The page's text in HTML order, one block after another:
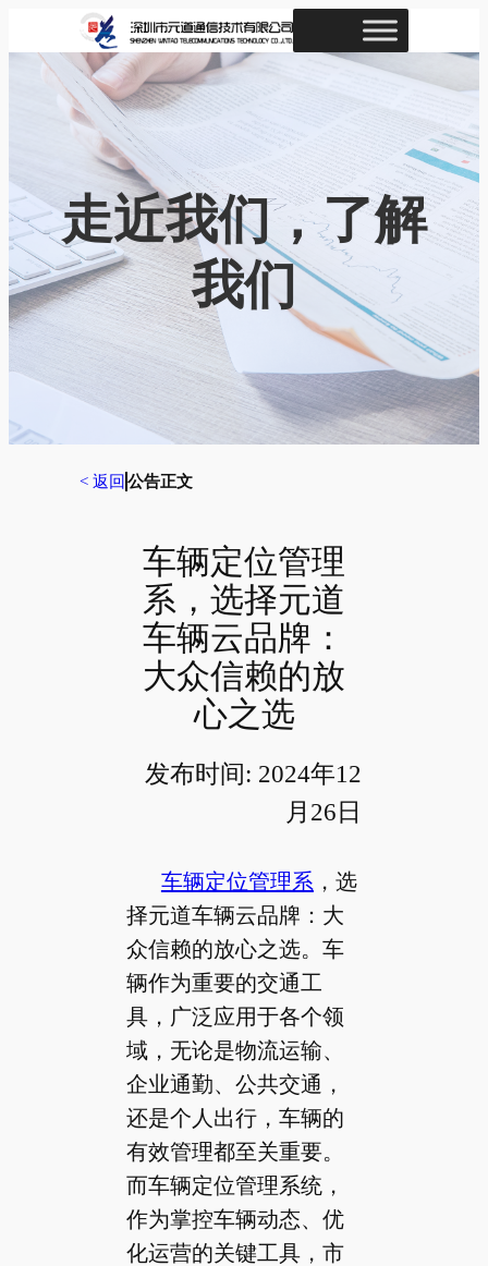
走近我们，了解
我们
< 返回 公告正文
车辆定位管理
系，选择元道
车辆云品牌：
大众信赖的放
心之选
发布时间: 2024年12
月26日
车辆定位管理系 ，选
择元道车辆云品牌：大
众信赖的放心之选。车
辆作为重要的交通工
具，广泛应用于各个领
域，无论是物流运输、
企业通勤、公共交通，
还是个人出行，车辆的
有效管理都至关重要。
而车辆定位管理系统，
作为掌控车辆动态、优
化运营的关键工具，市